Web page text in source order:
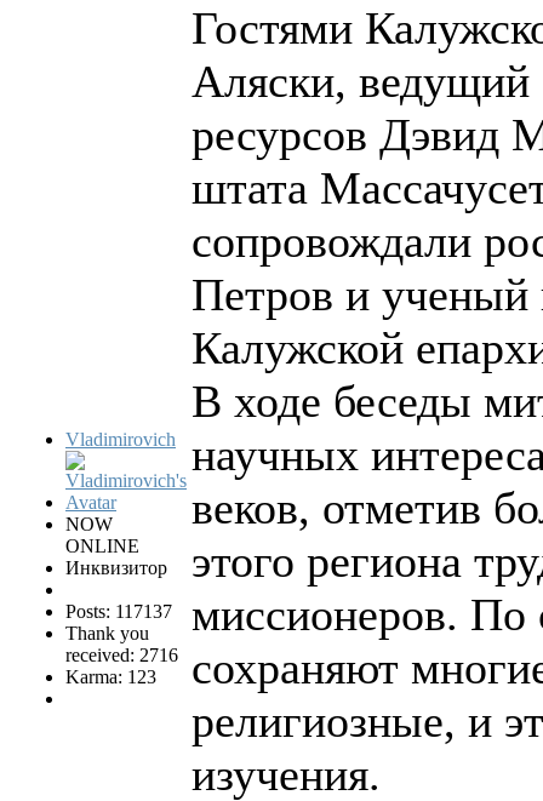
Vladimirovich
NOW
ONLINE
Инквизитор
Posts: 117137
Thank you
received: 2716
Karma: 123
Гостями
Аляски, ведущий
ресурсов Дэвид
штата
сопровождали
Петров и
Калужской
В ходе беседы
научных
веков, отметив
этого региона
миссионеров. По
сохраняют
религиозные, и
изучения.